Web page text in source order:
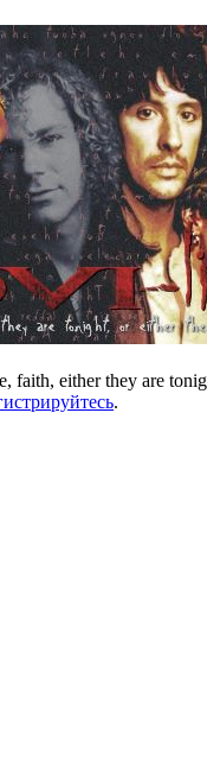
faith, either they are
.